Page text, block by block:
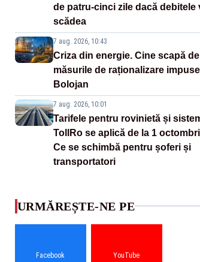
de patru-cinci zile dacă debitele
scădea
7 aug. 2026, 10:43
Criza din energie. Cine scapă de
măsurile de raționalizare
Bolojan
7 aug. 2026, 10:01
Tarifele pentru rovinietă și
TollRo se aplică de la 1
Ce se schimbă pentru șoferi și
transportatori
URMĂREȘTE-NE PE
Facebook YouTube